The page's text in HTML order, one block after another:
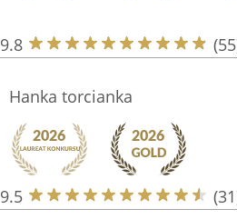
9.8
Hanka torcianka
9.5